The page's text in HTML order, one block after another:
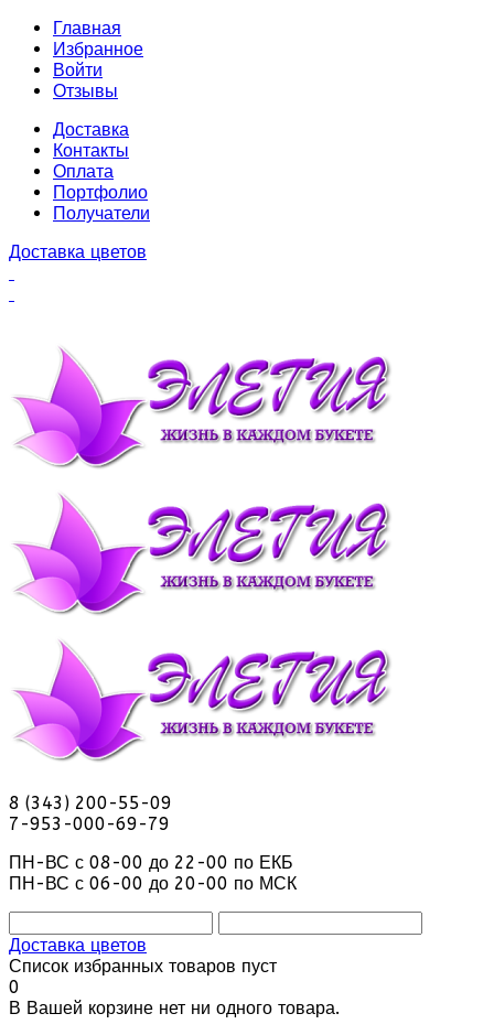
Главная
Избранное
Войти
Отзывы
Доставка
Контакты
Оплата
Портфолио
Получатели
Доставка цветов
8 (343) 200-55-09
7-953-000-69-79
ПН-ВС с 08-00 до 22-00 по ЕКБ
ПН-ВС с 06-00 до 20-00 по МСК
Доставка цветов
Список избранных товаров пуст
0
В Вашей корзине нет ни одного товара.